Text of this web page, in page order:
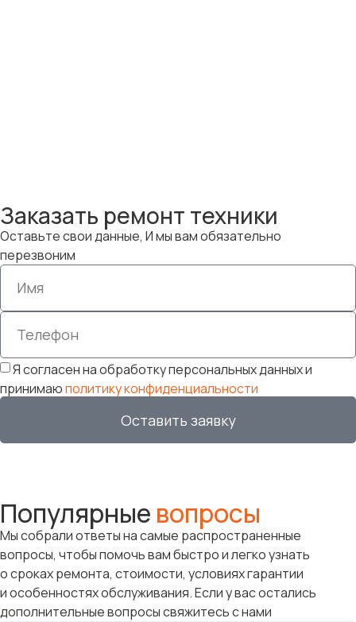
Заказать ремонт техники
Оставьте свои данные, И мы вам обязательно
перезвоним
Я согласен на обработку персональных данных и
принимаюполитику конфиденциальности
Оставить заявку
Популярные вопросы
Мы собрали ответы на самые распространенные
вопросы, чтобы помочь вам быстро и легко узнать
о сроках ремонта, стоимости, условиях гарантии
и особенностях обслуживания. Если у вас остались
дополнительные вопросы свяжитесь с нами